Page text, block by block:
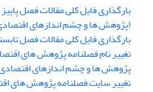
(پژوهش ها و چشم اندازهای
بارگذاری فایل کلی مقالات فصل
تغییر نام فصلنامه پژوهش های
پژوهش ها و چشم اندازهای
تغییر سایت فصلنامه پژوهش های